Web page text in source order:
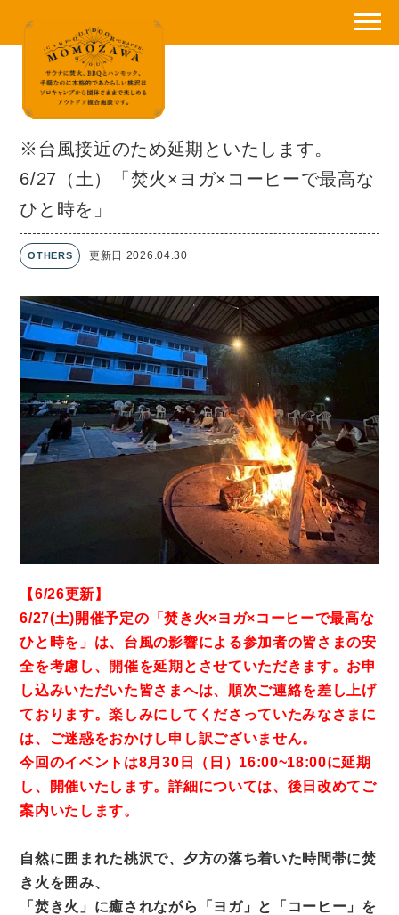
※台風接近のため延期といたします。
6/27（土）「焚火×ヨガ×コーヒーで最高な
ひと時を」
更新日 2026.04.30
【6/26更新】
6/27(土)開催予定の「焚き火×ヨガ×コーヒーで最高な
ひと時を」は、台風の影響による参加者の皆さまの安
全を考慮し、開催を延期とさせていただきます。お申
し込みいただいた皆さまへは、順次ご連絡を差し上げ
ております。楽しみにしてくださっていたみなさまに
は、ご迷惑をおかけし申し訳ございません。
今回のイベントは8月30日（日）16:00~18:00に延期
し、開催いたします。詳細については、後日改めてご
案内いたします。
自然に囲まれた桃沢で、夕方の落ち着いた時間帯に焚
き火を囲み、
「焚き火」に癒されながら「ヨガ」と「コーヒー」を